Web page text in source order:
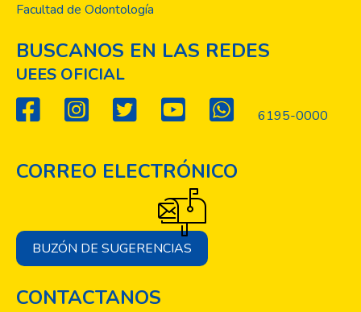
Facultad de Odontología
BUSCANOS EN LAS REDES
UEES OFICIAL
6195-0000
CORREO ELECTRÓNICO
BUZÓN DE SUGERENCIAS
CONTACTANOS